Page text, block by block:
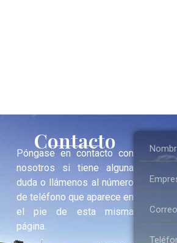
Contacto
Póngase en contacto con
nosotros si tiene alguna
duda o llámenos al número
de teléfono que aparece en
el pie de esta misma
página.